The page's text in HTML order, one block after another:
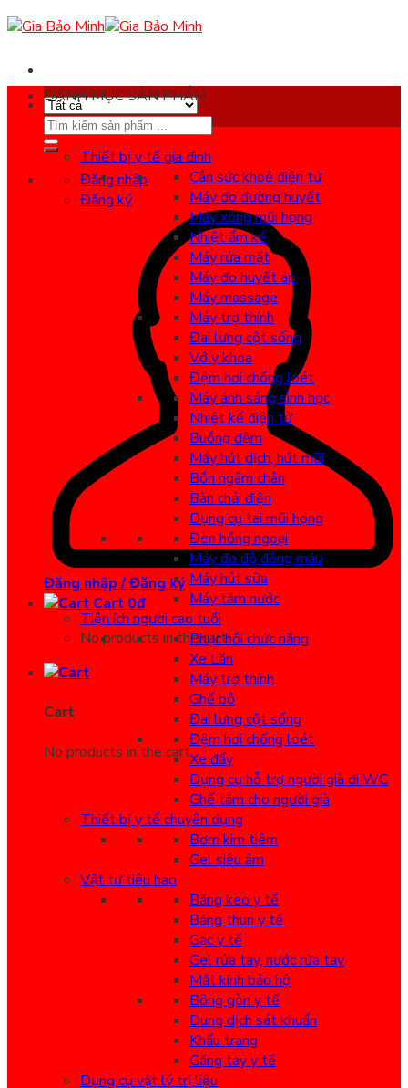
Skip
to
Search
for:
Đăng nhập
Đăng ký
Đăng nhập / Đăng ký
Cart 0đ
No products in the cart.
Cart
No products in the cart.
DANH MỤC SẢN PHẨM
Thiết bị y tế gia đình
Cân sức khoẻ điện tử
Máy đo đường huyết
Máy xông mũi họng
Nhiệt ẩm kế
Máy rửa mặt
Máy đo huyết áp
Máy massage
Máy trợ thính
Đai lưng cột sống
Vớ y khoa
Đệm hơi chống loét
Máy ánh sáng sinh học
Nhiệt kế điện tử
Buồng đệm
Máy hút dịch, hút mũi
Bồn ngâm chân
Bàn chải điện
Dụng cụ tai mũi họng
Đèn hồng ngoại
Máy đo độ đông máu
Máy hút sữa
Máy tăm nước
Tiện ích người cao tuổi
Phục hồi chức năng
Xe Lăn
Máy trợ thính
Ghế bô
Đai lưng cột sống
Đệm hơi chống loét
Xe đẩy
Dụng cụ hỗ trợ người già đi WC
Ghế tắm cho người già
Thiết bị y tế chuyên dụng
Bơm kim tiêm
Gel siêu âm
Vật tư tiêu hao
Băng keo y tế
Băng thun y tế
Gạc y tế
Gel rửa tay, nước rửa tay
Mắt kính bảo hộ
Bông gòn y tế
Dung dịch sát khuẩn
Khẩu trang
Găng tay y tế
Dụng cụ vật lý trị liệu